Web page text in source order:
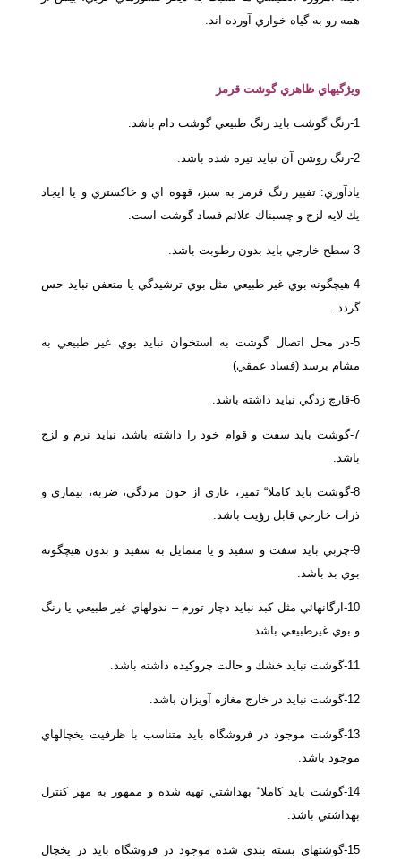
همه رو به گياه خواري آورده اند.
ويژگيهاي ظاهري گوشت قرمز
1-رنگ گوشت بايد رنگ طبيعي گوشت دام باشد.
2-رنگ روشن آن نبايد تيره شده باشد.
يادآوري: تفيير رنگ قرمز به سبز، قهوه اي و خاكستري و يا ايجاد
يك لايه لزج و چسبناك علائم فساد گوشت است.
3-سطح خارجي بايد بدون رطوبت باشد.
4-هيچگونه بوي غير طبيعي مثل بوي ترشيدگي يا متعفن نبايد حس
گردد.
5-در محل اتصال گوشت به استخوان نبايد بوي غير طبيعي به
مشام برسد (فساد عمقي)
6-قارچ زدگي نبايد داشته باشد.
7-گوشت بايد سفت و قوام خود را داشته باشد، نبايد نرم و لزج
باشد.
8-گوشت بايد كاملا“ تميز، عاري از خون مردگي، ضربه، بيماري و
ذرات خارجي قابل رؤيت باشد.
9-چربي بايد سفت و سفيد و يا متمايل به سفيد و بدون هيچگونه
بوي بد باشد.
10-ارگانهائي مثل كبد نبايد دچار تورم – ندولهاي غير طبيعي يا رنگ
و بوي غيرطبيعي باشد.
11-گوشت نبايد خشك و حالت چروكيده داشته باشد.
12-گوشت نبايد در خارج مغازه آويزان باشد.
13-گوشت موجود در فروشگاه بايد متناسب با ظرفيت يخچالهاي
موجود باشد.
14-گوشت بايد كاملا“ بهداشتي تهيه شده و ممهور به مهر كنترل
بهداشتي باشد.
15-گوشتهاي بسته بندي شده موجود در فروشگاه بايد در يخچال